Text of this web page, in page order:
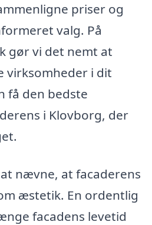
priser og
valg. På
gør vi det nemt at
virksomheder i dit
få den bedste
i Klovborg, der
nævne, at facaderens
æstetik. En ordentlig
facadens levetid